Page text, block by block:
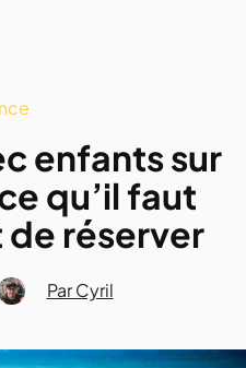
enfants sur
qu’il faut
de réserver
Par Cyril